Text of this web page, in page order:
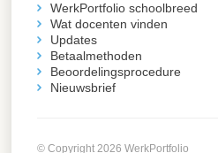
WerkPortfolio schoolbreed
Wat docenten vinden
Updates
Betaalmethoden
Beoordelingsprocedure
Nieuwsbrief
© Copyright 2026 WerkPortfolio